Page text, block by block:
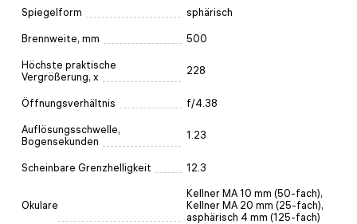
Spiegelform sphärisch
Brennweite, mm 500
Höchste praktische
Vergrößerung, x
228
Öffnungsverhältnis f/4.38
Auflösungsschwelle,
Bogensekunden
1.23
Scheinbare Grenzhelligkeit 12.3
Okulare
Kellner MA 10 mm (50-fach),
Kellner MA 20 mm (25-fach),
asphärisch 4 mm (125-fach)